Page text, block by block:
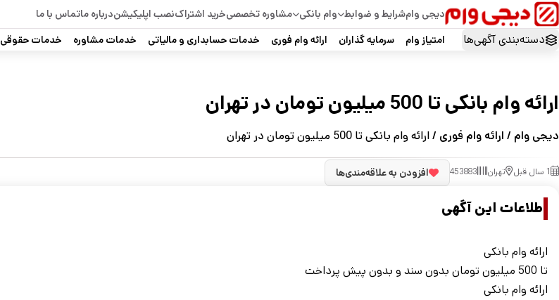
دیجی وامشرایط و ضوابط وام بانکی مشاوره تخصصیخرید اشتراکنصب اپلیکیشندرباره ماتماس با ما
دسته‌بندی آگهی‌ها
امتیاز وام سرمایه گذاران ارائه وام فوری خدمات حسابداری و مالیاتی خدمات مشاوره خدمات حقوقی
ارائه وام بانکی تا 500 میلیون تومان در تهران
دیجی وام / ارائه وام فوری / ارائه وام بانکی تا 500 میلیون تومان در تهران
1 سال قبل تهران 453883 افزودن به علاقه‌مندی‌ها
اطلاعات این آگهی
ارائه وام بانکی
تا 500 میلیون تومان بدون سند و بدون پیش پرداخت
ارائه وام بانکی